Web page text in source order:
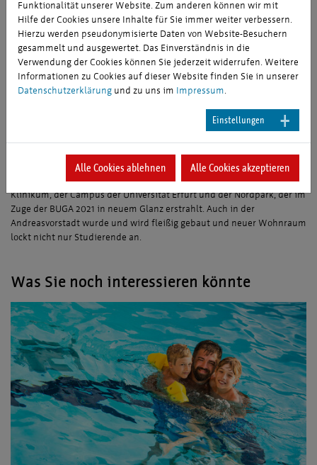
und Alt.
Folgt man der Magdeburger Allee von der Erfurter Innenstadt aus, so
gelangt man in den Stadtteil Ilversgehofen. Zum Ende des 19.
Jahrhunderts entwickelte sich die landwirtschaftlich geprägte
dörfliche Siedlung zu einem beachtlichen Industriegebiet und
Arbeiterwohnviertel der Stadt. Derzeit entsteht zentral am
Ilversgehofener Platz ein Wohn- und Geschäftshaus mit über 70
ihren rund 16.900 Bewohnern. Im Süden des Stadtteils liegen Borntal-,
Blumen-, Auen- und Mühlenviertel, die vorwiegend zum Wohnen
genutzt werden. Den Norden des Stadtteils dominieren das Helios
Klinikum, der Campus der Universität Erfurt und der Nordpark, der im
Zuge der BUGA 2021 in neuem Glanz erstrahlt. Auch in der
Andreasvorstadt wurde und wird fleißig gebaut und neuer Wohnraum
lockt nicht nur Studierende an.
Was Sie noch interessieren könnte
Funktionalität unserer Website. Zum anderen können wir mit
Hilfe der Cookies unsere Inhalte für Sie immer weiter verbessern.
Hierzu werden pseudonymisierte Daten von Website-Besuchern
gesammelt und ausgewertet. Das Einverständnis in die
Verwendung der Cookies können Sie jederzeit widerrufen. Weitere
Informationen zu Cookies auf dieser Website finden Sie in unserer
Datenschutzerklärung und zu uns im Impressum.
Einstellungen
Alle Cookies ablehnen Alle Cookies akzeptieren